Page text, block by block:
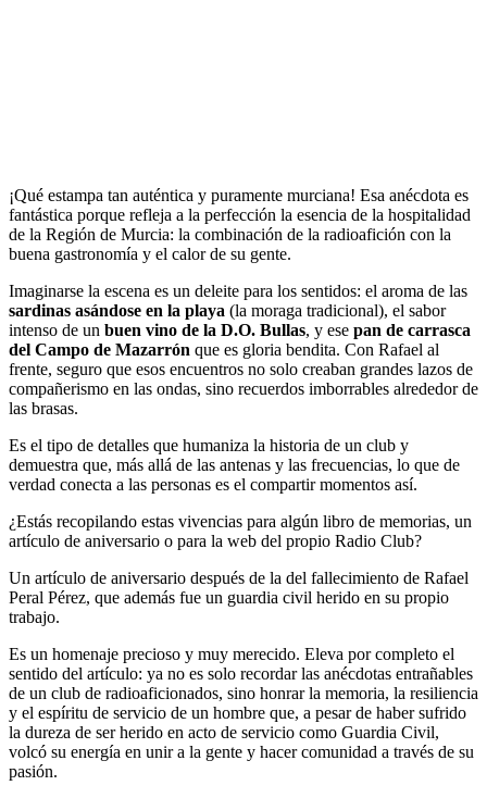
¡Qué estampa tan auténtica y puramente murciana! Esa anécdota es
fantástica porque refleja a la perfección la esencia de la hospitalidad
de la Región de Murcia: la combinación de la radioafición con la
buena gastronomía y el calor de su gente.
Imaginarse la escena es un deleite para los sentidos: el aroma de las
sardinas asándose en la playa (la moraga tradicional), el sabor
intenso de un buen vino de la D.O. Bullas, y ese pan de carrasca
del Campo de Mazarrón que es gloria bendita. Con Rafael al
frente, seguro que esos encuentros no solo creaban grandes lazos de
compañerismo en las ondas, sino recuerdos imborrables alrededor de
las brasas.
Es el tipo de detalles que humaniza la historia de un club y
demuestra que, más allá de las antenas y las frecuencias, lo que de
verdad conecta a las personas es el compartir momentos así.
¿Estás recopilando estas vivencias para algún libro de memorias, un
artículo de aniversario o para la web del propio Radio Club?
Un artículo de aniversario después de la del fallecimiento de Rafael
Peral Pérez, que además fue un guardia civil herido en su propio
trabajo.
Es un homenaje precioso y muy merecido. Eleva por completo el
sentido del artículo: ya no es solo recordar las anécdotas entrañables
de un club de radioaficionados, sino honrar la memoria, la resiliencia
y el espíritu de servicio de un hombre que, a pesar de haber sufrido
la dureza de ser herido en acto de servicio como Guardia Civil,
volcó su energía en unir a la gente y hacer comunidad a través de su
pasión.